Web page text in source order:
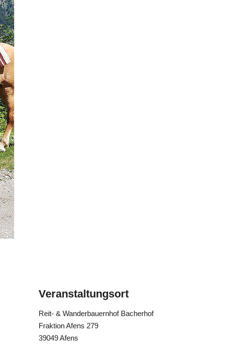
Veranstaltungsort
Reit- & Wanderbauernhof Bacherhof
Fraktion Afens 279
39049 Afens